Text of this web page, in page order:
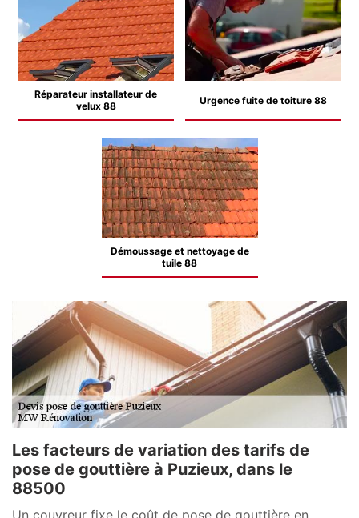
Réparateur installateur de
velux 88
Urgence fuite de toiture 88
Démoussage et nettoyage de
tuile 88
Les facteurs de variation des tarifs de
pose de gouttière à Puzieux, dans le
88500
Un couvreur fixe le coût de pose de gouttière en